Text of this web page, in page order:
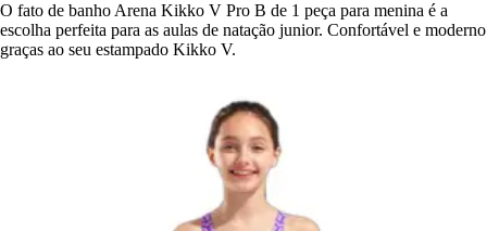
O fato de banho Arena Kikko V Pro B de 1 peça para menina é a
escolha perfeita para as aulas de natação junior. Confortável e moderno
graças ao seu estampado Kikko V.